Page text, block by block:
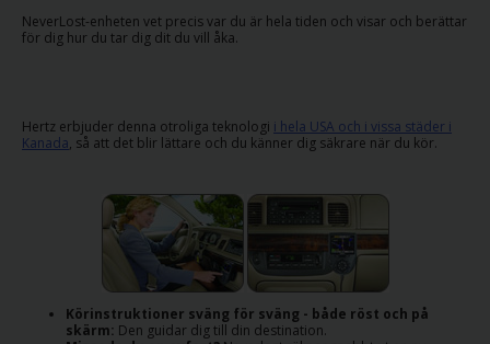
Erbjudanden
Långtidshyra
NeverLost-enheten vet precis var du är hela tiden och visar och berättar
för dig hur du tar dig dit du vill åka.
Hertz erbjuder denna otroliga teknologi i hela USA och i vissa städer i
Kanada, så att det blir lättare och du känner dig säkrare när du kör.
Körinstruktioner sväng för sväng - både röst och på
skärm: Den guidar dig till din destination.